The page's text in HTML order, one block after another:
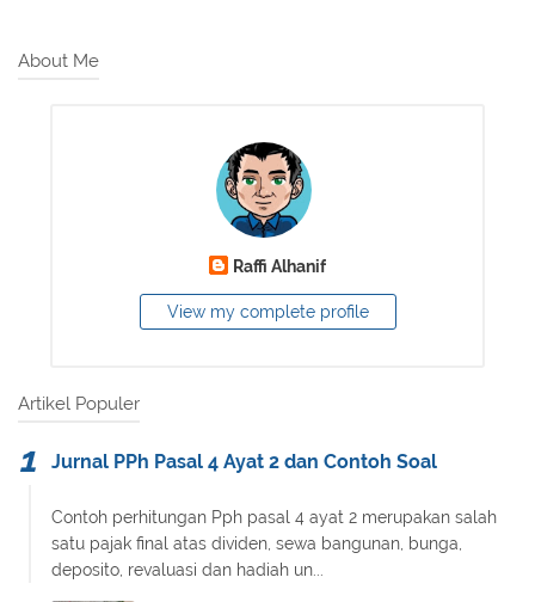
About Me
Raffi Alhanif
View my complete profile
Artikel Populer
Jurnal PPh Pasal 4 Ayat 2 dan Contoh Soal
Contoh perhitungan Pph pasal 4 ayat 2 merupakan salah
satu pajak final atas dividen, sewa bangunan, bunga,
deposito, revaluasi dan hadiah un...